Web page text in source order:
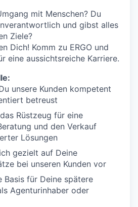
mit Menschen? Du
und gibst alles
Ziele?
Dich! Komm zu ERGO und
eine aussichtsreiche Karriere.
unsere Kunden kompetent
betreust
Rüstzeug für eine
und den Verkauf
Lösungen
gezielt auf Deine
bei unseren Kunden vor
Basis für Deine spätere
Agenturinhaber oder